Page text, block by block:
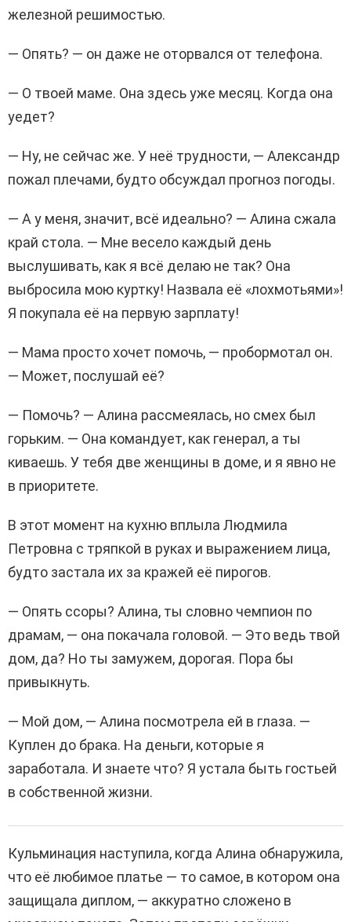
железной решимостью.
— Опять? — он даже не оторвался от телефона.
— О твоей маме. Она здесь уже месяц. Когда она
уедет?
— Ну, не сейчас же. У неё трудности, — Александр
пожал плечами, будто обсуждал прогноз погоды.
— А у меня, значит, всё идеально? — Алина сжала
край стола. — Мне весело каждый день
выслушивать, как я всё делаю не так? Она
выбросила мою куртку! Назвала её «лохмотьями»!
Я покупала её на первую зарплату!
— Мама просто хочет помочь, — пробормотал он.
— Может, послушай её?
— Помочь? — Алина рассмеялась, но смех был
горьким. — Она командует, как генерал, а ты
киваешь. У тебя две женщины в доме, и я явно не
в приоритете.
В этот момент на кухню вплыла Людмила
Петровна с тряпкой в руках и выражением лица,
будто застала их за кражей её пирогов.
— Опять ссоры? Алина, ты словно чемпион по
драмам, — она покачала головой. — Это ведь твой
дом, да? Но ты замужем, дорогая. Пора бы
привыкнуть.
— Мой дом, — Алина посмотрела ей в глаза. —
Куплен до брака. На деньги, которые я
заработала. И знаете что? Я устала быть гостьей
в собственной жизни.
Кульминация наступила, когда Алина обнаружила,
что её любимое платье — то самое, в котором она
защищала диплом, — аккуратно сложено в